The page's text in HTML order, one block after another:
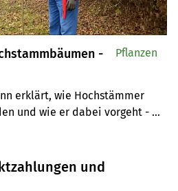
-
erklärt, wie Hochstämmer
und wie er dabei vorgeht -
Pflanzen
und